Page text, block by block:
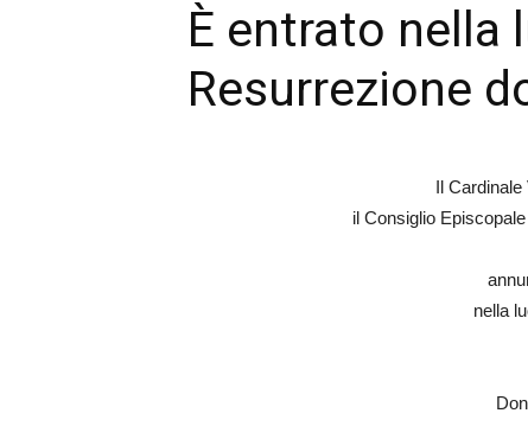
È entrato nella
Resurrezione
Il
il Consiglio
nella